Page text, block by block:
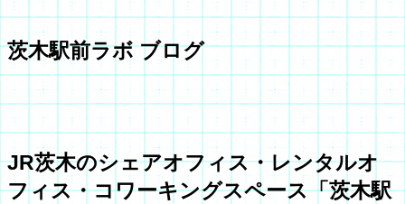
茨木駅前ラボ ブログ
JR茨木のシェアオフィス・レンタルオ
フィス・コワーキングスペース「茨木駅